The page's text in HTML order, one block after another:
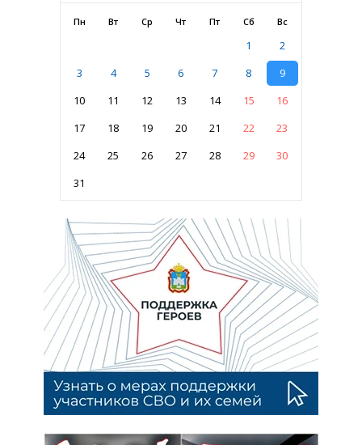
Пн Вт Ср Чт Пт Сб Вс
1
2
3
4 5 6 7 8
9
10
11 12 13 14 15
16
17
18 19 20 21 22
23
24
25 26 27 28 29
30
31